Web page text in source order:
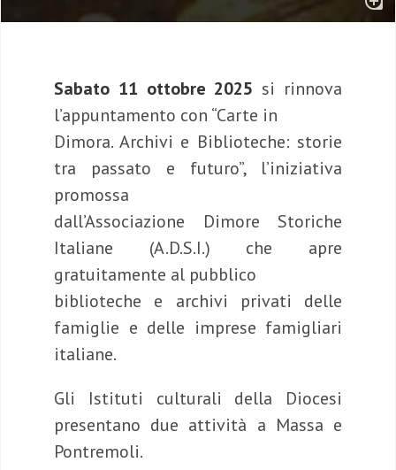
Sabato 11 ottobre 2025 si rinnova
l’appuntamento con “Carte in
Dimora. Archivi e Biblioteche: storie
tra passato e futuro”, l’iniziativa
promossa
dall’Associazione Dimore Storiche
Italiane (A.D.S.I.) che apre
gratuitamente al pubblico
biblioteche e archivi privati delle
famiglie e delle imprese famigliari
italiane.
Gli Istituti culturali della Diocesi
presentano due attività a Massa e
Pontremoli.